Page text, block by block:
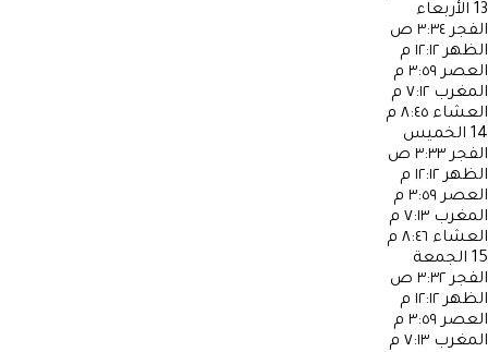
13 الأربعاء
الفجر ٣:٣٤ ص
الظهر ١٢:١٢ م
العصر ٣:٥٩ م
المغرب ٧:١٢ م
العشاء ٨:٤٥ م
14 الخميس
الفجر ٣:٣٣ ص
الظهر ١٢:١٢ م
العصر ٣:٥٩ م
المغرب ٧:١٣ م
العشاء ٨:٤٦ م
15 الجمعة
الفجر ٣:٣٢ ص
الظهر ١٢:١٢ م
العصر ٣:٥٩ م
المغرب ٧:١٣ م